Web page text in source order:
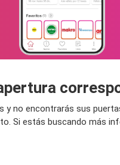
no encontrarás sus
Si estás buscando más